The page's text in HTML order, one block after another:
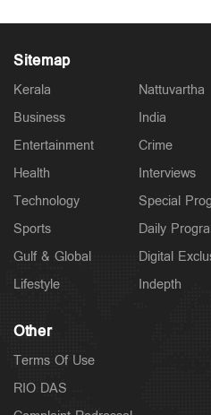
കേസിനായി പണം തരണം;
ഇന്‍സ്റ്റഗ്രാം സ്റ്റാറ്റസിട്ട്
Sitemap
Kerala
Business
Entertainment
Health
Technology
Sports
Gulf & Global
Lifestyle
Nattuvartha
India
Crime
Interviews
Special
Daily
Digital
Indepth
Other
Terms Of Use
RIO DAS